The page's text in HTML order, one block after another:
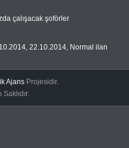
çalışacak şoförler
, 22.10.2014, Normal ilan
Ajans Projesidir.